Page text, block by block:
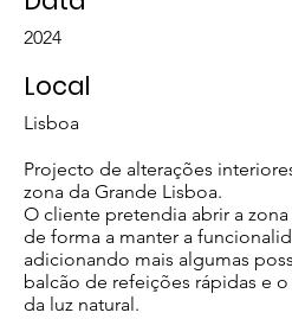
2024
Local
Lisboa
Projecto de alterações
zona da Grande Lisboa.
O cliente pretendia abrir a zona
de forma a manter a
adicionando mais algumas
balcão de refeições rápidas e
da luz natural.